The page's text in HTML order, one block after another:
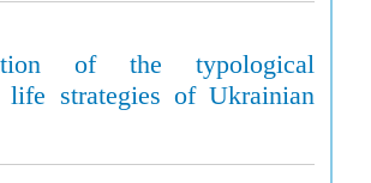
of the typological
strategies of Ukrainian